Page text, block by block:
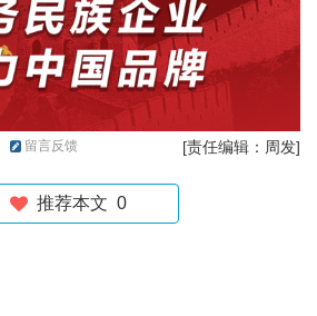
留言反馈 [责任编辑：周发]
推荐本文 0